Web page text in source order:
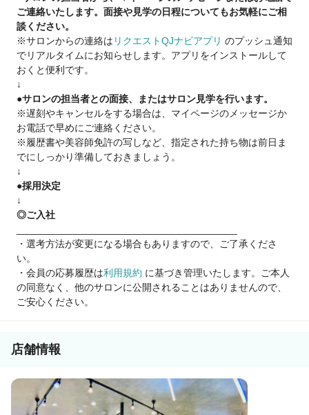
月集客は7000名越え！入社初月でも1日8名以上担当可能です！
前のサロンで売上が低迷していたスタッフも、
REMに入社して初月で70万の売上を作れています◎
今では指名も増え、早番だけで売上100万に♪
▼その他給与例
■報酬：月45万
（歴1年／20代女性／週5出勤）
■報酬：月68万
（歴3年／30代男性／週5出勤）
■報酬：月100万
（歴10年／30代女性／週6出勤）
店長や幹部候補への道ももちろんあります◎
お気軽にご連絡ください！
ご連絡いたします。面接や見学の日程についてもお気軽にご相
談ください。
※サロンからの連絡は リクエストQJナビアプリ のプッシュ通知
でリアルタイムにお知らせします。アプリをインストールして
おくと便利です。
↓
●サロンの担当者との面接、またはサロン見学を行います。
※遅刻やキャンセルをする場合は、マイページのメッセージか
お電話で早めにご連絡ください。
※履歴書や美容師免許の写しなど、指定された持ち物は前日ま
でにしっかり準備しておきましょう。
↓
●採用決定
↓
◎ご入社
・選考方法が変更になる場合もありますので、ご了承くださ
い。
・会員の応募履歴は利用規約 に基づき管理いたします。ご本人
の同意なく、他のサロンに公開されることはありませんので、
ご安心ください。
店舗情報